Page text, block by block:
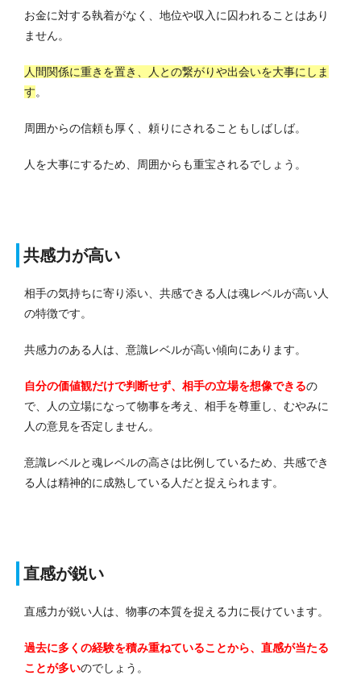
お金に対する執着がなく、地位や収入に囚われることはあり
ません。
人間関係に重きを置き、人との繋がりや出会いを大事にしま
す。
周囲からの信頼も厚く、頼りにされることもしばしば。
人を大事にするため、周囲からも重宝されるでしょう。
共感力が高い
相手の気持ちに寄り添い、共感できる人は魂レベルが高い人
の特徴です。
共感力のある人は、意識レベルが高い傾向にあります。
自分の価値観だけで判断せず、相手の立場を想像できるの
で、人の立場になって物事を考え、相手を尊重し、むやみに
人の意見を否定しません。
意識レベルと魂レベルの高さは比例しているため、共感でき
る人は精神的に成熟している人だと捉えられます。
直感が鋭い
直感力が鋭い人は、物事の本質を捉える力に長けています。
過去に多くの経験を積み重ねていることから、直感が当たる
ことが多いのでしょう。